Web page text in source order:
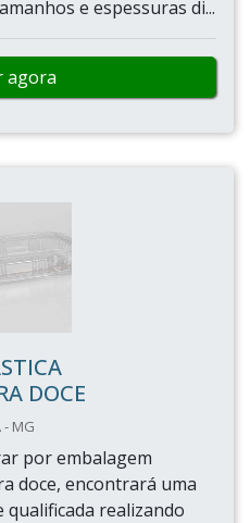
e espessuras di...
agora
DOCE
- MG
por embalagem
doce, encontrará uma
realizando